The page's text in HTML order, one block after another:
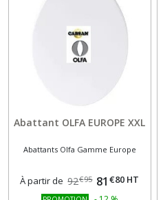
Abattant OLFA EUROPE XXL
Abattants Olfa Gamme Europe
À partir de 92€95 81 €80 HT